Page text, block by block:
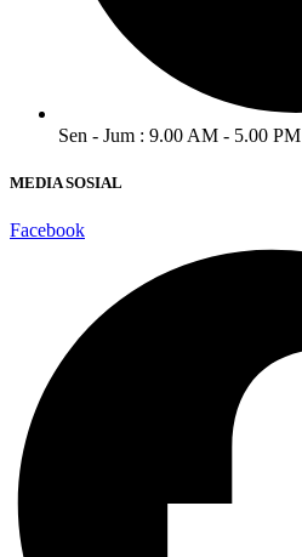
Sen - Jum : 9.00 AM - 5.00 PM
MEDIA SOSIAL
Facebook